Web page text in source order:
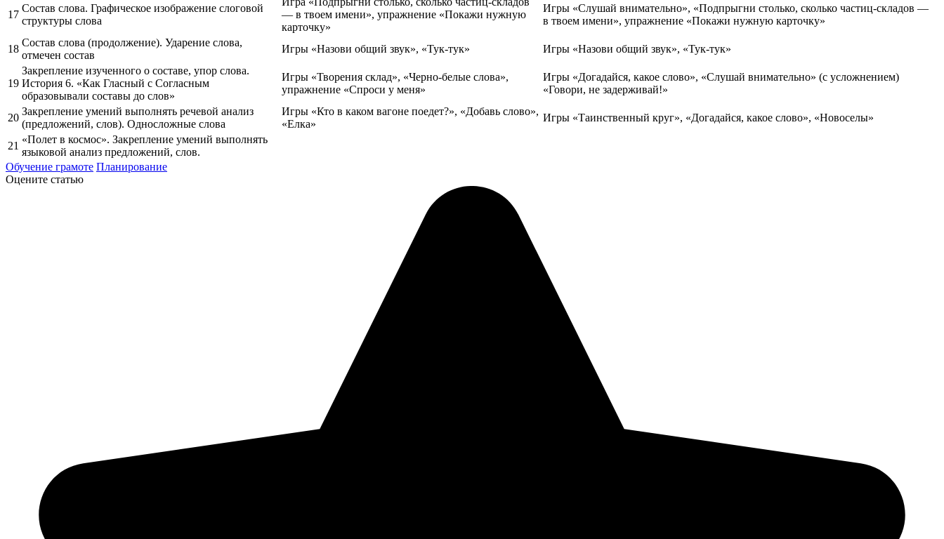
17
Состав слова. Графическое изображение слоговой
структуры слова
— в твоем имени», упражнение «Покажи нужную
карточку»
Игры «Слушай внимательно», «Подпрыгни столько, сколько частиц-складов —
в твоем имени», упражнение «Покажи нужную карточку»
18
Состав слова (продолжение). Ударение слова,
отмечен состав
Игры «Назови общий звук», «Тук-тук» Игры «Назови общий звук», «Тук-тук»
19
Закрепление изученного о составе, упор слова.
История 6. «Как Гласный с Согласным
образовывали составы до слов»
Игры «Творения склад», «Черно-белые слова»,
упражнение «Спроси у меня»
Игры «Догадайся, какое слово», «Слушай внимательно» (с усложнением)
«Говори, не задерживай!»
20
Закрепление умений выполнять речевой анализ
(предложений, слов). Односложные слова
Игры «Кто в каком вагоне поедет?», «Добавь слово»,
«Елка»
Игры «Таинственный круг», «Догадайся, какое слово», «Новоселы»
21
«Полет в космос». Закрепление умений выполнять
языковой анализ предложений, слов.
Обучение грамоте Планирование
Оцените статью